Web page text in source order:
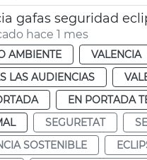
gafas seguridad
hace 1 mes
AMBIENTE
VALENCIA
LAS AUDIENCIAS
EN PORTADA
SEGURETAT
SOSTENIBLE